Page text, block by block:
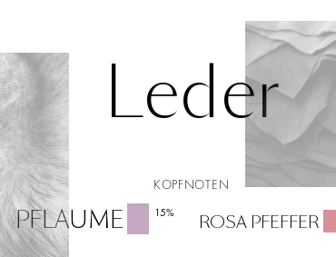
Leder
KOPFNOTEN
PFLAUME 15% ROSA PFEFFER